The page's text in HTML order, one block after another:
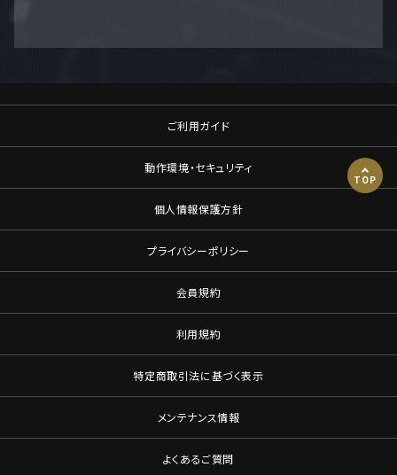
ご利用ガイド
動作環境・セキュリティ
個人情報保護方針
プライバシーポリシー
会員規約
利用規約
特定商取引法に基づく表示
メンテナンス情報
よくあるご質問
TOP